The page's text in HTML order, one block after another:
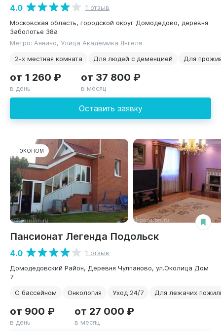
4.0
1 отзыв
Московская область, городской округ Домодедово, деревня
Заболотье 38а
Метро: Аннино, Улица Академика Янгеля
2-х местная комната
Для людей с деменцией Для
Оставить заявку
от 1 260 ₽
в день
от 37 800 ₽
в месяц
ЭКОНОМ
Пансионат Легенда Подольск
4.0
1 отзыв
Домодедовский Район, Деревня Чулпаново, ул.Околица Дом
7
С бассейном
Онкология Уход 24/7 Для лежачих
от 900 ₽
в день
от 27 000 ₽
в месяц